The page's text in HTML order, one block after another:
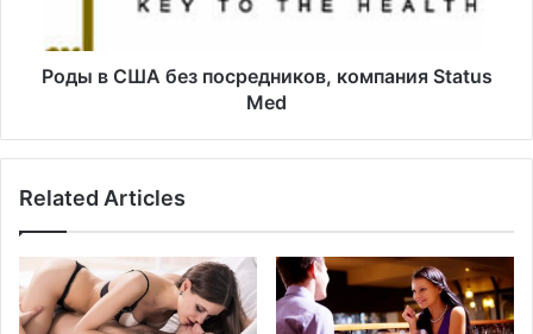
г
:
A
i
р
н
и
к
Роды в США без посредников, компания Status
Med
Related Articles